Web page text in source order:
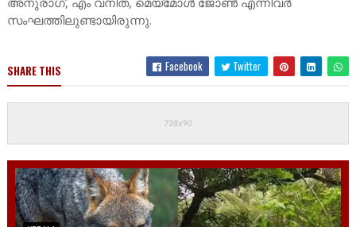
സംഘത്തിലുണ്ടായിരുന്നു.
SHARE THIS Facebook Twitter